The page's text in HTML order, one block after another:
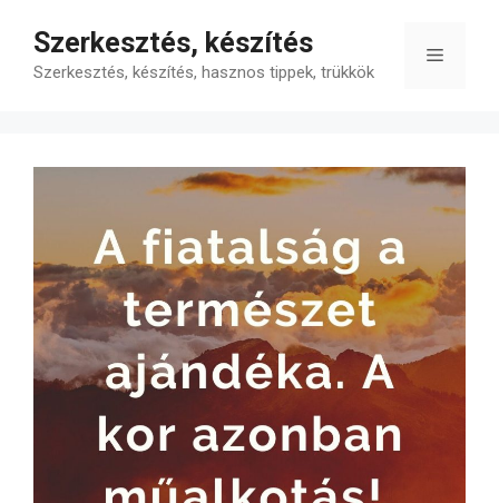
tartalomba
Szerkesztés, készítés
Szerkesztés, készítés, hasznos tippek, trükkök
Menü